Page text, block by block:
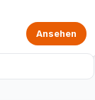
Ansehen